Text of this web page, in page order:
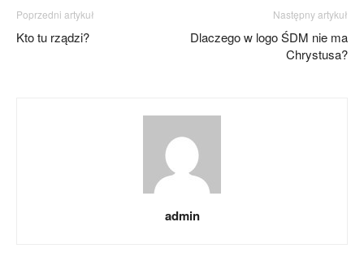
Poprzedni artykuł
Kto tu rządzi?
Następny artykuł
Dlaczego w logo ŚDM nie ma
Chrystusa?
admin